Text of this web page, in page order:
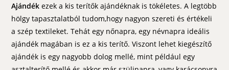
Ajándék ezek a kis terítők ajándéknak is tökéletes. A legtöbb
hölgy tapasztalatból tudom,hogy nagyon szereti és értékeli
a szép textileket. Tehát egy nőnapra, egy névnapra ideális
ajándék magában is ez a kis terítő. Viszont lehet kiegészítő
ajándék is egy nagyobb dolog mellé, mint például egy